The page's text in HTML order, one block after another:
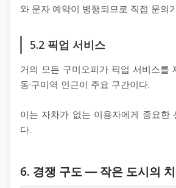
와 문자 예약이 병행되므로 직접 문의
5.2 픽업 서비스
거의 모든 구미오피가 픽업 서비스를
동·구미역 인근이 주요 구간이다.
이는 자차가 없는 이용자에게 중요한
다.
6. 경쟁 구도 ― 작은 도시의